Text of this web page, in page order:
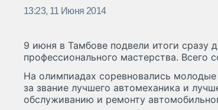
13:23, 11 Июня 2014
9 июня в Тамбове подвели итоги сразу
профессионального мастерства. Всего
На олимпиадах соревновались
за звание лучшего автомеханика и
обслуживанию и ремонту